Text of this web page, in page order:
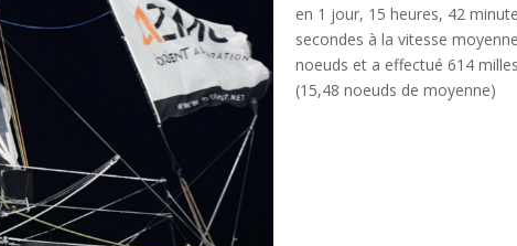
en 1 jour, 15 heures, 42
secondes à la vitesse
noeuds et a effectué 614 milles
(15,48 noeuds de moyenne)